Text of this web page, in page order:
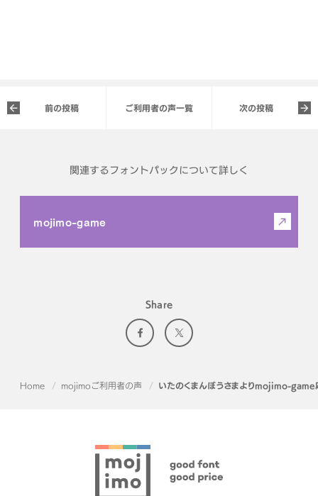
前の投稿 ご利用者の声一覧 次の投稿
関連するフォントパックについて詳しく
mojimo-game
Share
Home mojimoご利用者の声 いたのくまんぼうさまよりmojimo-game